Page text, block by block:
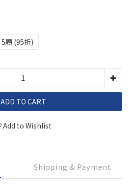
5顆 (95折)
ADD TO CART
Add to Wishlist
Shipping & Payment